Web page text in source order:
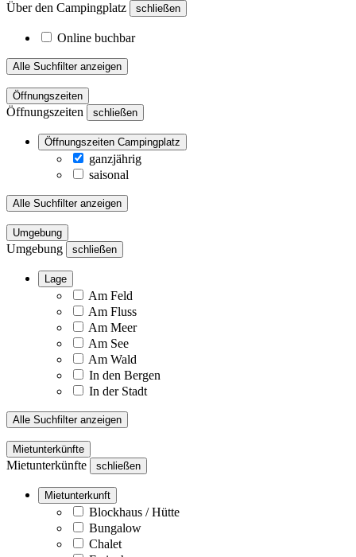
Über den Campingplatz schließen
Online buchbar
Alle Suchfilter anzeigen
Öffnungszeiten
Öffnungszeiten schließen
Öffnungszeiten Campingplatz
ganzjährig
saisonal
Alle Suchfilter anzeigen
Umgebung
Umgebung schließen
Lage
Am Feld
Am Fluss
Am Meer
Am See
Am Wald
In den Bergen
In der Stadt
Alle Suchfilter anzeigen
Mietunterkünfte
Mietunterkünfte schließen
Mietunterkunft
Blockhaus / Hütte
Bungalow
Chalet